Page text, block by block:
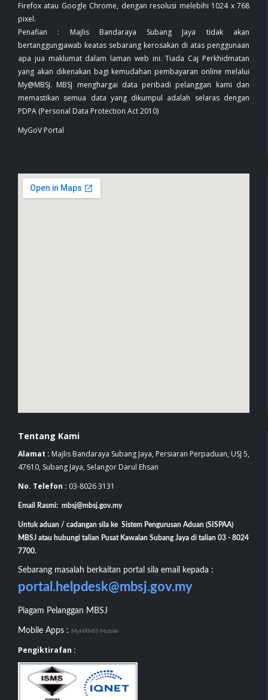
Firefox atau Google Chrome, dengan resolusi melebihi 1024 x 768
pixel.
Penafian : Majlis Bandaraya Subang Jaya tidak akan
bertanggungjawab keatas sebarang kerosakan di atas penggunaan
apa jua maklumat dalam laman web ini. Tiada Caj Perkhidmatan
yang akan dikenakan bagi kemudahan pembayaran online melalui
My@MBSJ. MBSJ menghargai data peribadi pelanggan kami dan
memastikan semua data yang dikumpul adalah selaras dengan
PDPA (Personal Data Protection Act 2010)
MyGoV Portal
Tentang Kami
Alamat : Majlis Bandaraya Subang Jaya, Persiaran Perpaduan, USJ 5,
47610, Subang Jaya, Selangor Darul Ehsan
No. Telefon : 03-8026 3131
Email Rasmi: mbsj@mbsj.gov.my
Untuk aduan / cadangan sila ke Sistem Pengurusan Aduan (SISPAA)
MBSJ atau hubungi talian Pusat Kawalan Subang Jaya di talian 03 - 8024
7700.
Sebarang masalah berkaitan portal sila email kepada :
portal.helpdesk@mbsj.gov.my
Piagam Pelanggan MBSJ
Mobile Apps : MyHRMIS Mobile
Pengiktirafan :